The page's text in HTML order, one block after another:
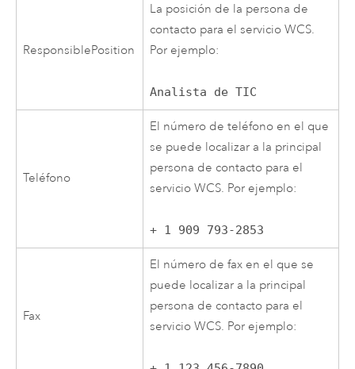
ResponsiblePosition
La posición de la persona de
contacto para el servicio WCS.
Por ejemplo:
Analista de TIC
Teléfono
El número de teléfono en el que
se puede localizar a la principal
persona de contacto para el
servicio WCS. Por ejemplo:
+ 1 909 793-2853
Fax
El número de fax en el que se
puede localizar a la principal
persona de contacto para el
servicio WCS. Por ejemplo: